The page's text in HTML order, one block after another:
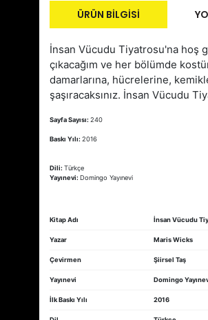
ÜRÜN BILGISI
İnsan Vücudu Tiyatrosu'na hoş
çıkacağım ve her bölümde
damarlarına, hücrelerine,
şaşıracaksınız. İnsan Vücudu
Sayfa Sayısı: 240
Baskı Yılı: 2016
Dili: Türkçe
Yayınevi: Domingo Yayınevi
Kitap Adı İnsan Vücudu
Yazar Maris Wicks
Çevirmen Şiirsel Taş
Yayınevi Domingo
İlk Baskı Yılı 2016